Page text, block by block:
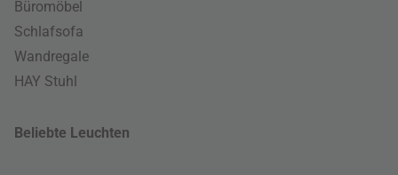
Büromöbel
Schlafsofa
Wandregale
HAY Stuhl
Beliebte Leuchten